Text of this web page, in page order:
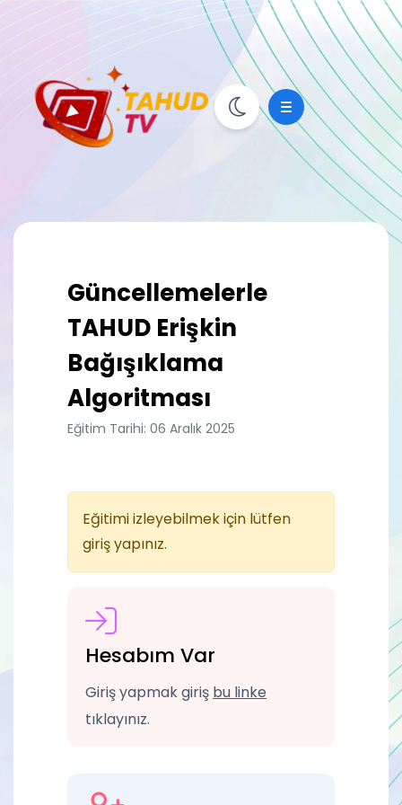
Güncellemelerle
TAHUD Erişkin
Bağışıklama
Algoritması
Eğitim Tarihi: 06 Aralık 2025
Eğitimi izleyebilmek için lütfen
giriş yapınız.
Hesabım Var
Giriş yapmak giriş bu linke
tıklayınız.